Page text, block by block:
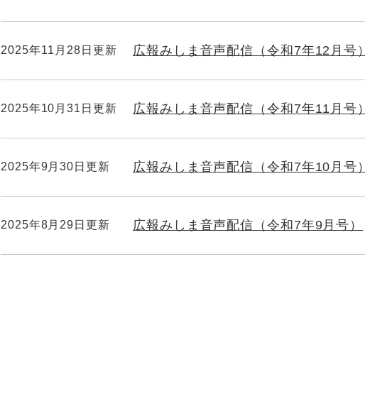
2025年11月28日更新 広報みしま音声配信（令和7年12月号）
2025年10月31日更新 広報みしま音声配信（令和7年11月号）
2025年9月30日更新 広報みしま音声配信（令和7年10月号）
2025年8月29日更新 広報みしま音声配信（令和7年9月号）